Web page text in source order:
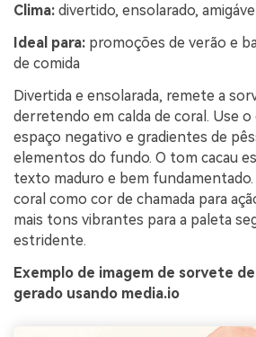
Clima: divertido, ensolarado, amigável
Ideal para: promoções de verão e
de comida
Divertida e ensolarada, remete a
derretendo em calda de coral. Use o
espaço negativo e gradientes de
elementos do fundo. O tom cacau
texto maduro e bem fundamentado.
coral como cor de chamada para
mais tons vibrantes para a paleta
estridente.
Exemplo de imagem de sorvete
gerado usando media.io